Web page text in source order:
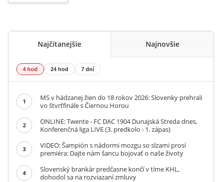
Najčítanejšie Najnovšie
4 hod 24 hod 7 dní
1
MS v hádzanej žien do 18 rokov 2026: Slovenky prehrali
vo štvrťfinále s Čiernou Horou
2
ONLINE: Twente - FC DAC 1904 Dunajská Streda dnes,
Konferenčná liga LIVE (3. predkolo - 1. zápas)
3
VIDEO: Šampión s nádormi mozgu so slzami prosí
premiéra: Dajte nám šancu bojovať o naše životy
4
Slovenský brankár predčasne končí v tíme KHL,
dohodol sa na rozviazaní zmluvy